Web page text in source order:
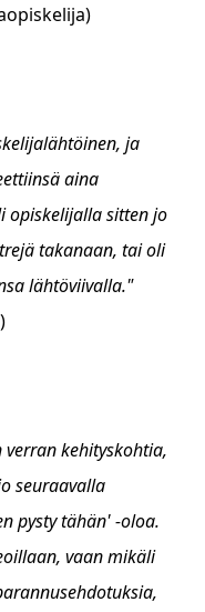
ja
aina
opiskelijalla sitten jo
takanaan, tai oli
lähtöviivalla."
verran kehityskohtia,
seuraavalla
pysty tähän' -oloa.
vaan mikäli